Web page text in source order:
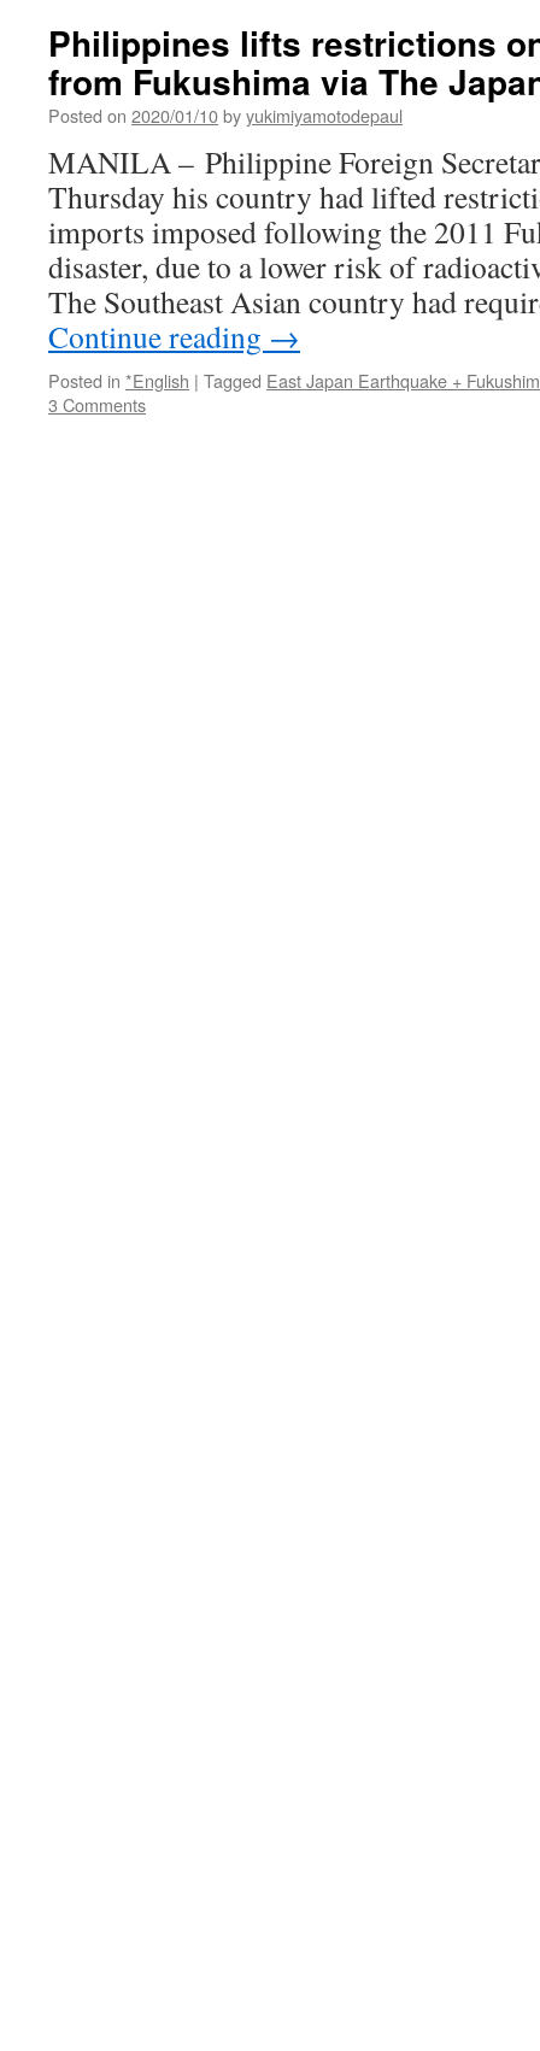
Philippines lifts restrictions
from Fukushima via The
Posted on 2020/01/10byyukimiyamotodepaul
MANILA – Philippine Foreign
Thursday his country had lifted
imports imposed following the 2011
disaster, due to a lower risk of
The Southeast Asian country had
Continue reading →
Posted in *English | Tagged East Japan Earthquake +
3 Comments